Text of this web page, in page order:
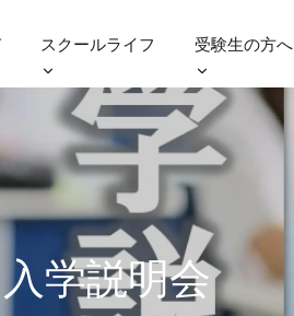
スクールライフ 受験生の方へ
学説明会